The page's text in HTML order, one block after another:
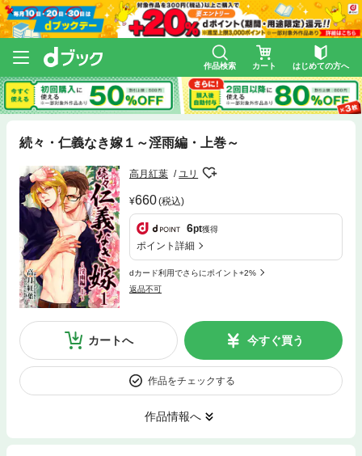
作品検索 カート はじめての方へ
続々・仁義なき嫁１～淫雨編・上巻～
高月紅葉 ユリ
660(税込)
6pt獲得
ポイント詳細
dカード利用でさらにポイント+2%
返品不可
カートへ 今すぐ買う
作品をチェックする
作品情報へ